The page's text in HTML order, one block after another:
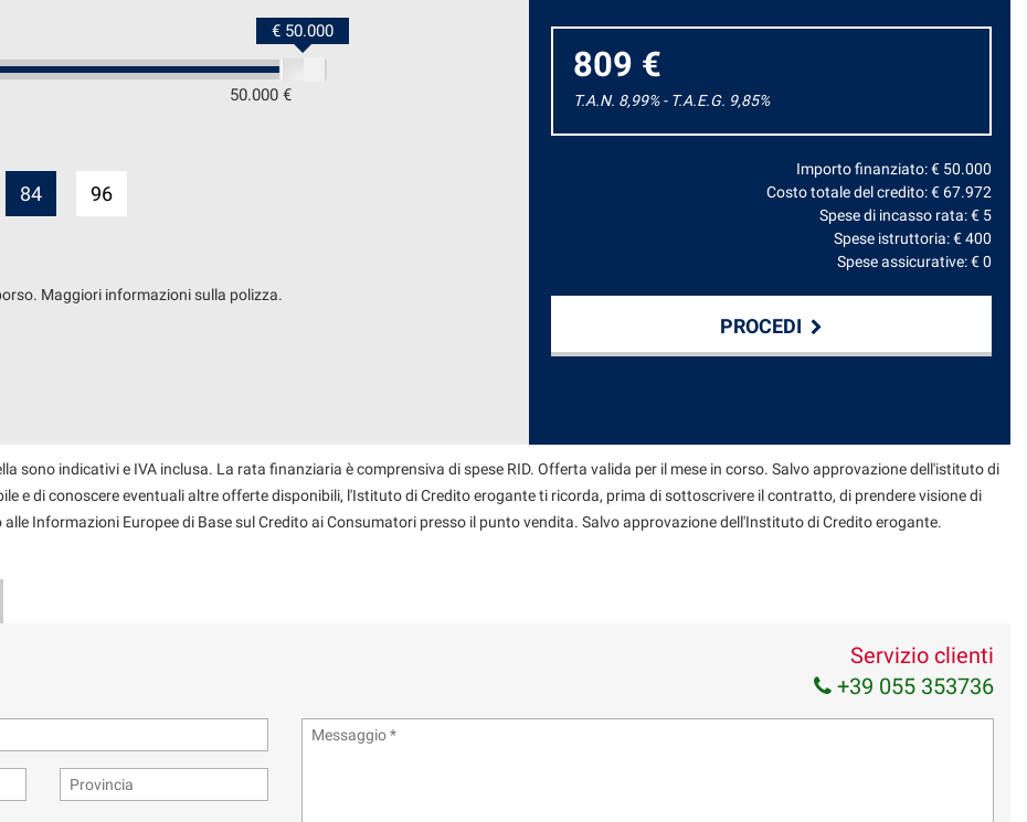
50.000 €
€ 50.000
84 96
Maggiori informazioni sulla polizza.
809 €
T.A.N. 8,99% - T.A.E.G. 9,85%
Importo finanziato: € 50.000
Costo totale del credito: € 67.972
Spese di incasso rata: € 5
Spese istruttoria: €400
Spese assicurative: €0
PROCEDI
sono indicativi e IVA inclusa. La rata finanziaria è comprensiva di spese RID. Offerta valida per il mese in corso. Salvo approvazione dell'istituto di
e di conoscere eventuali altre offerte disponibili, l'Istituto di Credito erogante ti ricorda, prima di sottoscrivere il contratto, di prendere visione di
Informazioni Europee di Base sul Credito ai Consumatori presso il punto vendita. Salvo approvazione dell'Instituto di Credito erogante.
Servizio clienti
+39 055 353736